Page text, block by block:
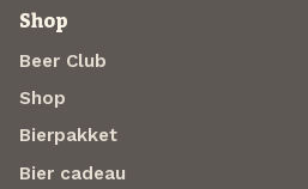
Shop
Beer Club
Shop
Bierpakket
Bier cadeau